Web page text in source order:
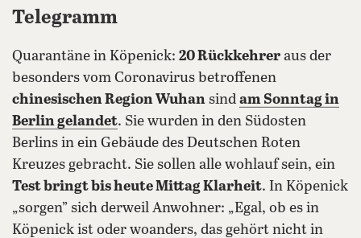
Telegramm
Quarantäne in Köpenick: 20 Rückkehrer aus der
besonders vom Coronavirus betroffenen
chinesischen Region Wuhan sind am Sonntag in
Berlin gelandet. Sie wurden in den Südosten
Berlins in ein Gebäude des Deutschen Roten
Kreuzes gebracht. Sie sollen alle wohlauf sein, ein
Test bringt bis heute Mittag Klarheit. In Köpenick
„sorgen” sich derweil Anwohner: „Egal, ob es in
Köpenick ist oder woanders, das gehört nicht in